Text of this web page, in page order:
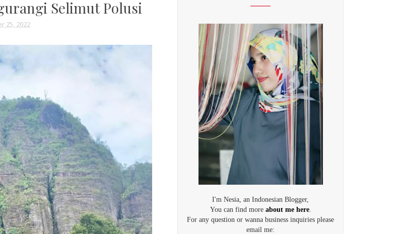
Selimut Polusi
25, 2022
I'm Nesia, an Indonesian Blogger,
You can find more about me here.
For any question or wanna business inquiries please
email me: